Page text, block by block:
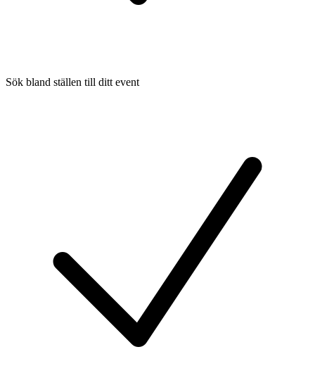
Sök bland ställen till ditt event